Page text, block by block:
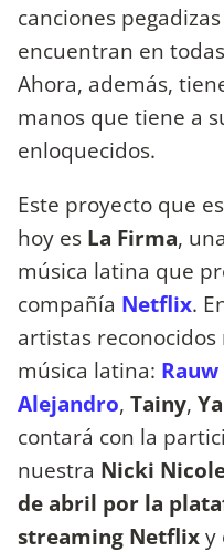
canciones
encuentran en
Ahora, además,
manos que tiene a
enloquecidos.
Este proyecto que
hoy es La Firma,
música latina que
compañía Netflix.
artistas
música latina: Rauw
Alejandro, Tainy,
contará con la
nuestra Nicki
de abril por la
streaming Netflixy